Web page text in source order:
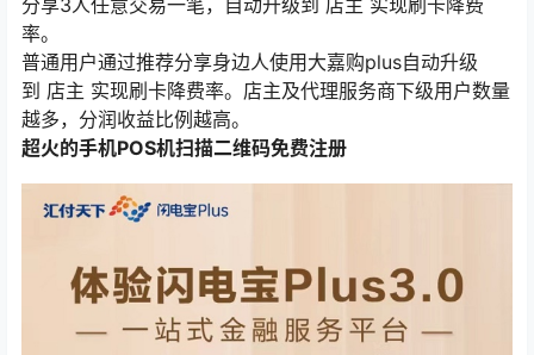
率。
普通用户通过推荐分享身边人使用大嘉购plus自动升级
到 店主 实现刷卡降费率。店主及代理服务商下级用户数量
越多，分润收益比例越高。
超火的手机POS机扫描二维码免费注册